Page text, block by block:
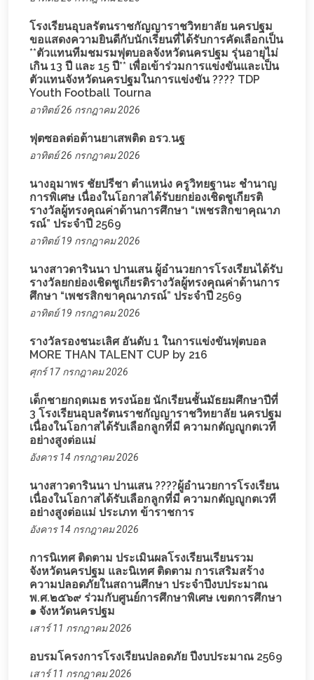
โรงเรียนอุบลรัตนราชกัญญาราชวิทยาลัย นครปฐม
ขอแสดงความยินดีกับนักเรียนที่ได้รับการคัดเลือกเป็น
**ตัวแทนทีมชมรมฟุตบอลจังหวัดนครปฐม รุ่นอายุไม่
เกิน 13 ปี และ 15 ปี** เพื่อเข้าร่วมการแข่งขันและเป็น
ตัวแทนจังหวัดนครปฐมในการแข่งขัน ???? TDP
Youth Football Tourna
อาทิตย์ 26 กรกฎาคม 2026
ฟุตซอลต่อต้านยาเสพติด อรว.นฐ
อาทิตย์ 26 กรกฎาคม 2026
นางอุมาพร ชัยปรีชา ตำแหน่ง ครูวิทยฐานะ ชำนาญ
การพิเศษ เนื่องในโอกาสได้รับยกย่องเชิดชูเกียรติ
รางวัลผู้ทรงคุณค่าด้านการศึกษา “เพชรสิกขาคุณาภ
รณ์” ประจำปี 2569
อาทิตย์ 19 กรกฎาคม 2026
นางสาวดารินนา ปานเสน ผู้อำนวยการโรงเรียนได้รับ
รางวัลยกย่องเชิดชูเกียรติรางวัลผู้ทรงคุณค่าด้านการ
ศึกษา “เพชรสิกขาคุณาภรณ์” ประจำปี 2569
อาทิตย์ 19 กรกฎาคม 2026
รางวัลรองชนะเลิศ อันดับ 1 ในการแข่งขันฟุตบอล
MORE THAN TALENT CUP by 216
ศุกร์ 17 กรกฎาคม 2026
เด็กชายกฤตเมธ ทรงน้อย นักเรียนชั้นมัธยมศึกษาปีที่
3 โรงเรียนอุบลรัตนราชกัญญาราชวิทยาลัย นครปฐม
เนื่องในโอกาสได้รับเลือกลูกที่มี ความกตัญญูกตเวที
อย่างสูงต่อแม่
อังคาร 14 กรกฎาคม 2026
นางสาวดารินนา ปานเสน ????ผู้อำนวยการโรงเรียน
เนื่องในโอกาสได้รับเลือกลูกที่มี ความกตัญญูกตเวที
อย่างสูงต่อแม่ ประเภท ข้าราชการ
อังคาร 14 กรกฎาคม 2026
การนิเทศ ติดตาม ประเมินผลโรงเรียนเรียนรวม
จังหวัดนครปฐม และนิเทศ ติดตาม การเสริมสร้าง
ความปลอดภัยในสถานศึกษา ประจำปีงบประมาณ
พ.ศ.๒๕๖๙ ร่วมกับศูนย์การศึกษาพิเศษ เขตการศึกษา
๑ จังหวัดนครปฐม
เสาร์ 11 กรกฎาคม 2026
อบรมโครงการโรงเรียนปลอดภัย ปีงบประมาณ 2569
เสาร์ 11 กรกฎาคม 2026